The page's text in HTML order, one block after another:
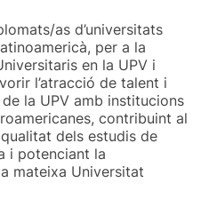
as d’universitats
per a la
en la UPV i
l’atracció de talent i
la UPV amb institucions
contribuint al
dels estudis de
i potenciant la
mateixa Universitat